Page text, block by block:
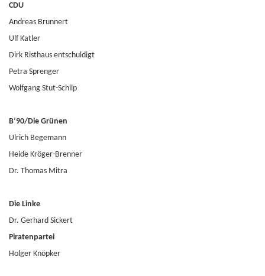
CDU
Andreas Brunnert
Ulf Katler
Dirk Risthaus entschuldigt
Petra Sprenger
Wolfgang Stut-Schilp
B’90/Die Grünen
Ulrich Begemann
Heide Kröger-Brenner
Dr. Thomas Mitra
Die Linke
Dr. Gerhard Sickert
Piratenpartei
Holger Knöpker